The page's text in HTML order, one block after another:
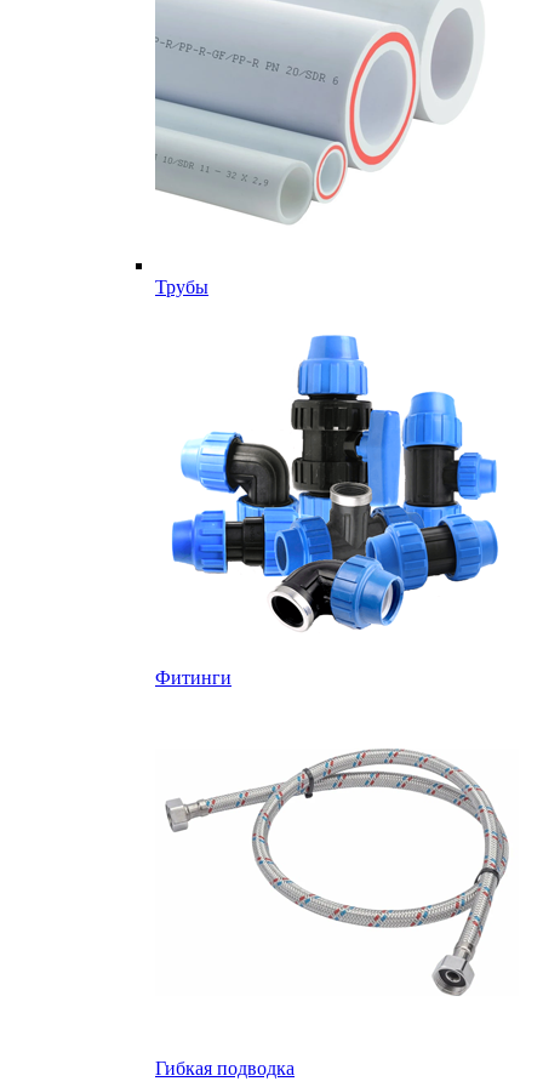
Трубы
Фитинги
Гибкая подводка